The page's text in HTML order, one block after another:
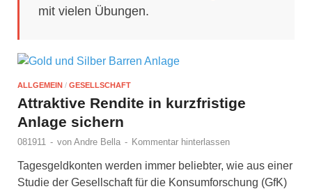
mit vielen Übungen.
ALLGEMEIN / GESELLSCHAFT
Attraktive Rendite in kurzfristige
Anlage sichern
081911 - von Andre Bella - Kommentar hinterlassen
Tagesgeldkonten werden immer beliebter, wie aus einer
Studie der Gesellschaft für die Konsumforschung (GfK)